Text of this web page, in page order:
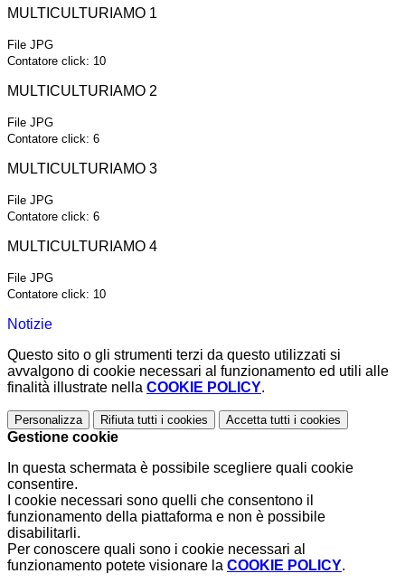
MULTICULTURIAMO 1
File JPG
Contatore click: 10
MULTICULTURIAMO 2
File JPG
Contatore click: 6
MULTICULTURIAMO 3
File JPG
Contatore click: 6
MULTICULTURIAMO 4
File JPG
Contatore click: 10
Notizie
Questo sito o gli strumenti terzi da questo utilizzati si
avvalgono di cookie necessari al funzionamento ed utili alle
finalità illustrate nella COOKIE POLICY.
Personalizza Rifiuta tutti i cookies Accetta tutti i cookies
Gestione cookie
In questa schermata è possibile scegliere quali cookie
consentire.
I cookie necessari sono quelli che consentono il
funzionamento della piattaforma e non è possibile
disabilitarli.
Per conoscere quali sono i cookie necessari al
funzionamento potete visionare la COOKIE POLICY.